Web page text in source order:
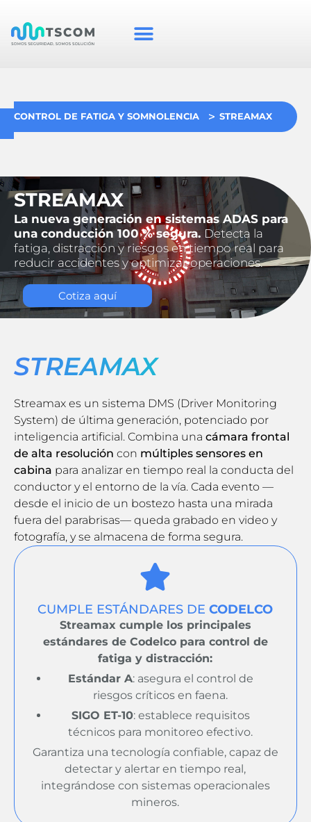
CONTROL DE FATIGA Y SOMNOLENCIA STREAMAX
STREAMAX
La nueva generación en sistemas ADAS para
una conducción 100 % segura. Detecta la
fatiga, distracción y riesgos en tiempo real para
reducir accidentes y optimizar operaciones.
Cotiza aquí
STREAMAX
Streamax es un sistema DMS (Driver Monitoring
System) de última generación, potenciado por
inteligencia artificial. Combina unacámara frontal
de alta resolución con múltiples sensores en
cabina para analizar en tiempo real la conducta del
conductor y el entorno de la vía. Cada evento —
desde el inicio de un bostezo hasta una mirada
fuera del parabrisas— queda grabado en video y
fotografía, y se almacena de forma segura.
CUMPLE ESTÁNDARES DECODELCO
Streamax cumple los principales
estándares de Codelco para control de
fatiga y distracción:
Estándar A: asegura el control de
riesgos críticos en faena.
SIGO ET-10: establece requisitos
técnicos para monitoreo efectivo.
Garantiza una tecnología confiable, capaz de
detectar y alertar en tiempo real,
integrándose con sistemas operacionales
mineros.